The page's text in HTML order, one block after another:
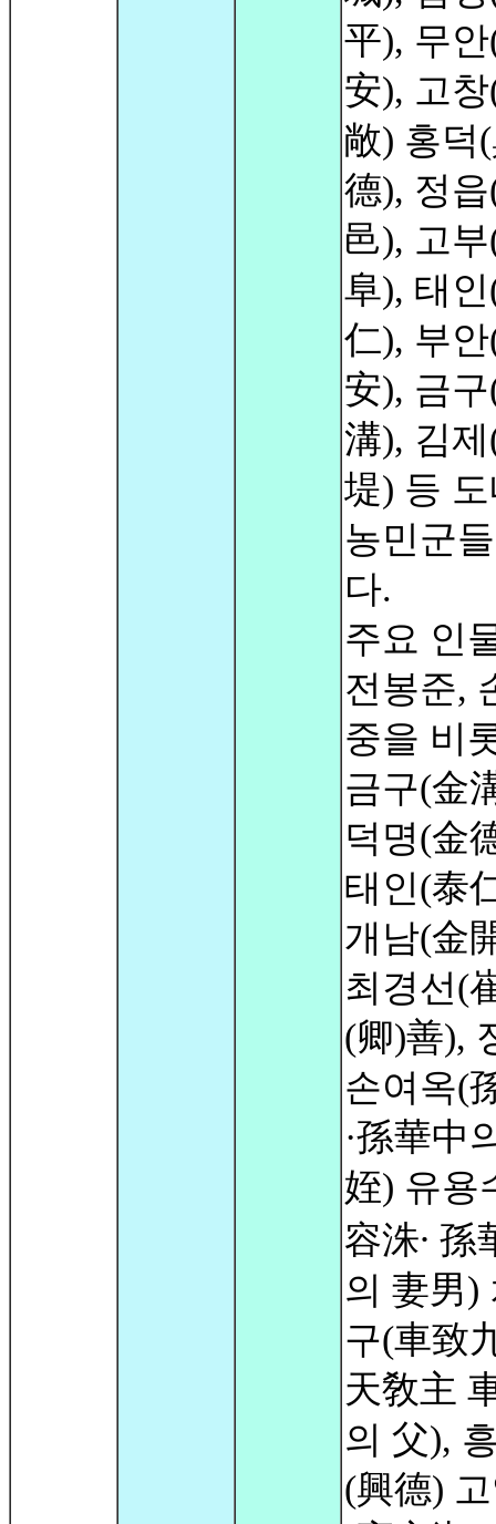
平), 무
安), 고
敞) 홍덕
德), 정
邑), 고
阜), 태
仁), 부
安), 금
溝), 김
堤) 등
농민군
다.
주요 인
전봉준,
중을 비
금구(金
덕명(金
태인(泰
개남(金
최경선(
(卿)善),
손여옥(
·孫華中
姪) 유용
容洙⸱ 孫
의 妻男)
구(車致
天敎主
의 父),
(興德)